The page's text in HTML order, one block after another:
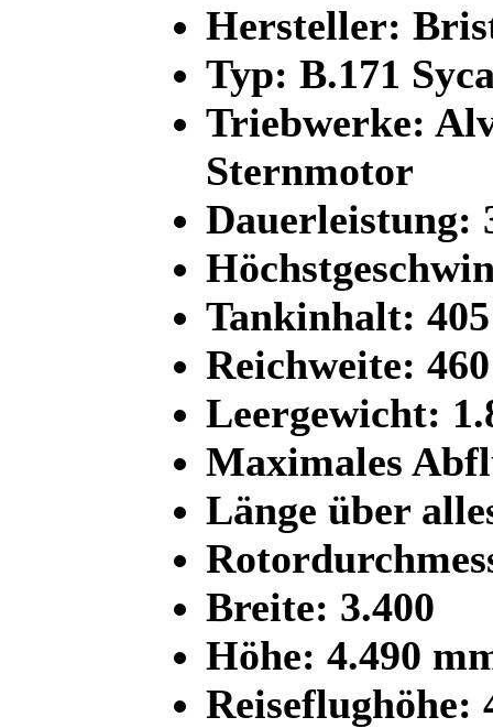
Hersteller:
Typ: B.171
Triebwerke:
Sternmotor
Dauerleistung:
Tankinhalt:
Reichweite:
Leergewicht:
Maximales
Länge über
Breite: 3.400
Höhe: 4.490
Reiseflughöhe: